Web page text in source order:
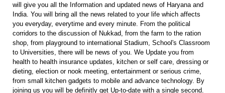
will give you all the Information and updated news of Haryana and
India. You will bring all the news related to your life which affects
you everyday, everytime and every minute. From the political
corridors to the discussion of Nukkad, from the farm to the ration
shop, from playground to international Stadium, School's Classroom
to Universities, there will be news of you. We Update you from
health to health insurance updates, kitchen or self care, dressing or
dieting, election or nook meeting, entertainment or serious crime,
from small kitchen gadgets to mobile and advance technology. By
joining us you will be definitly get Up-to-date with a single second.